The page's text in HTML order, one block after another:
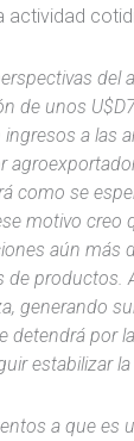
actividad
del
de unos
a las
como se
motivo creo
aún más
de productos.
generando
detendrá por
estabilizar
a que es